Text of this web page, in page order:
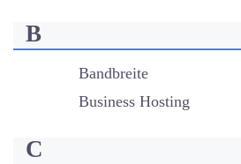
B
Bandbreite
Business Hosting
C